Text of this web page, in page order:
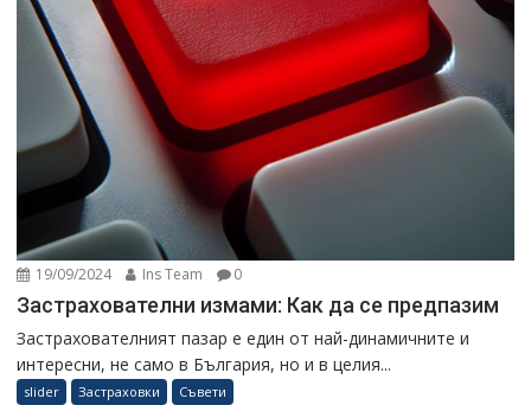
19/09/2024 Ins Team 0
Застрахователни измами: Как да се предпазим
Застрахователният пазар е един от най-динамичните и
интересни, не само в България, но и в целия...
slider Застраховки Съвети